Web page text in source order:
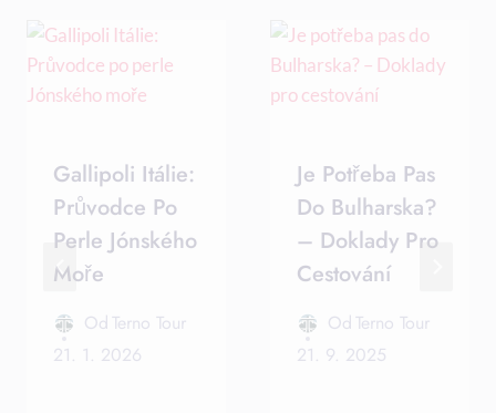
Gallipoli Itálie:
Průvodce Po
Perle Jónského
Moře
Od Terno Tour
21. 1. 2026
Je Potřeba Pas
Do Bulharska?
– Doklady Pro
Cestování
Od Terno Tour
21. 9. 2025